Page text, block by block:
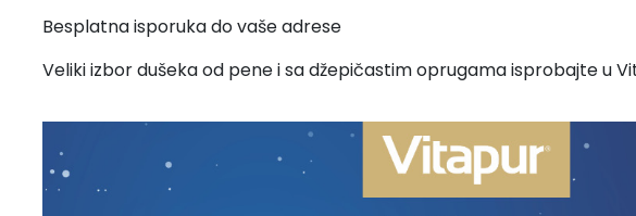
Besplatna isporuka do vaše adrese
Veliki izbor dušeka od pene i sa džepičastim oprugama isprobajte u